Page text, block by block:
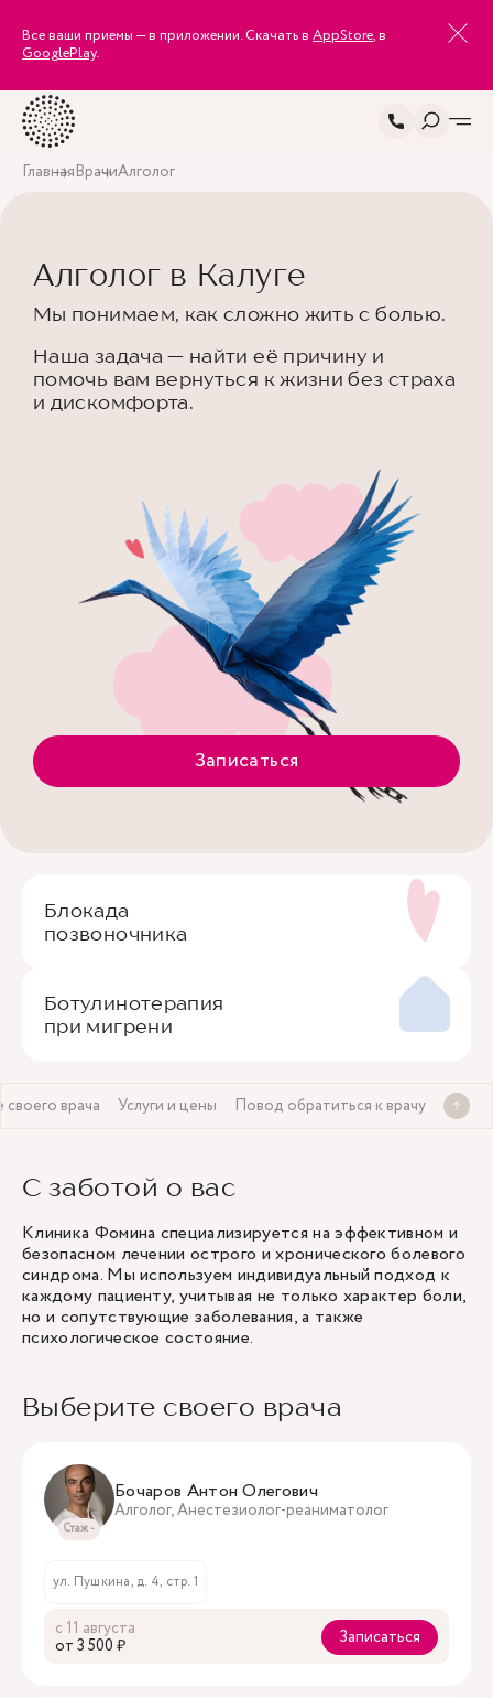
Все ваши приемы — в приложении. Скачать в AppStore, в
GooglePlay.
ГлавнаяВрачиАлголог
Алголог в Калуге
Мы понимаем, как сложно жить с болью.
Наша задача — найти её причину и
помочь вам вернуться к жизни без страха
и дискомфорта.
Записаться
Блокада
позвоночника
Ботулинотерапия
при мигрени
врача Услуги и цены Повод обратиться к врачу
С заботой о вас
Клиника Фомина специализируется на эффективном и
безопасном лечении острого и хронического болевого
синдрома. Мы используем индивидуальный подход к
каждому пациенту, учитывая не только характер боли,
но и сопутствующие заболевания, а также
психологическое состояние.
Выберите своего врача
Стаж -
Бочаров Антон Олегович
Алголог, Анестезиолог-реаниматолог
ул. Пушкина, д. 4, стр. 1
с 11 августа
oт 3 500 ₽
Записаться